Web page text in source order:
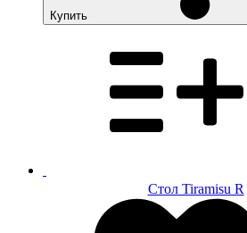
Купить
Стол Tiramisu R